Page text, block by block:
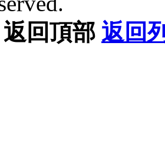
返回頂部 返回